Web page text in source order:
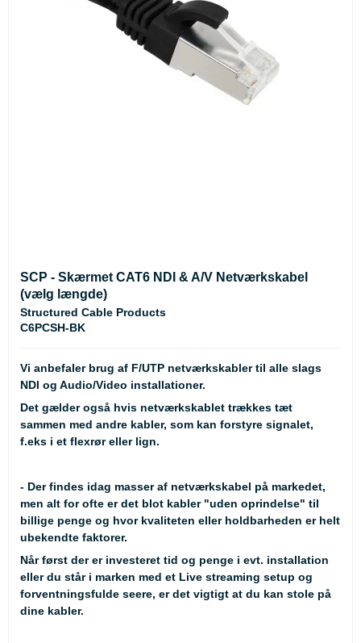
SCP - Skærmet CAT6 NDI & A/V Netværkskabel
(vælg længde)
Structured Cable Products
C6PCSH-BK
Vi anbefaler brug af F/UTP netværkskabler til alle slags
NDI og Audio/Video installationer.
Det gælder også hvis netværkskablet trækkes tæt
sammen med andre kabler, som kan forstyre signalet,
f.eks i et flexrør eller lign.
- Der findes idag masser af netværkskabel på markedet,
men alt for ofte er det blot kabler "uden oprindelse" til
billige penge og hvor kvaliteten eller holdbarheden er helt
ubekendte faktorer.
Når først der er investeret tid og penge i evt. installation
eller du står i marken med et Live streaming setup og
forventningsfulde seere, er det vigtigt at du kan stole på
dine kabler.